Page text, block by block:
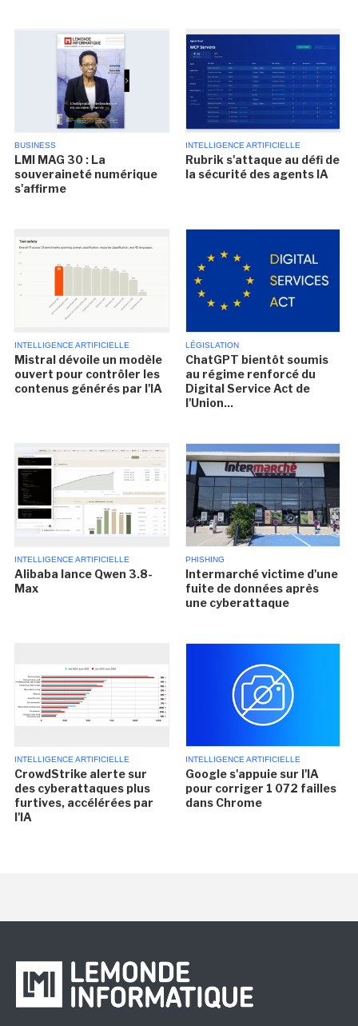
BUSINESS
LMI MAG 30 : La
souveraineté numérique
s'affirme
INTELLIGENCE ARTIFICIELLE
Rubrik s'attaque au défi de
la sécurité des agents IA
INTELLIGENCE ARTIFICIELLE
Mistral dévoile un modèle
ouvert pour contrôler les
contenus générés par l'IA
LÉGISLATION
ChatGPT bientôt soumis
au régime renforcé du
Digital Service Act de
l'Union...
INTELLIGENCE ARTIFICIELLE
Alibaba lance Qwen 3.8-
Max
PHISHING
Intermarché victime d'une
fuite de données après
une cyberattaque
INTELLIGENCE ARTIFICIELLE
CrowdStrike alerte sur
des cyberattaques plus
furtives, accélérées par
l'IA
INTELLIGENCE ARTIFICIELLE
Google s'appuie sur l'IA
pour corriger 1 072 failles
dans Chrome